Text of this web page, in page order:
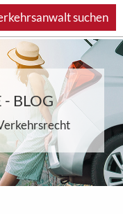
BLOG
suchen